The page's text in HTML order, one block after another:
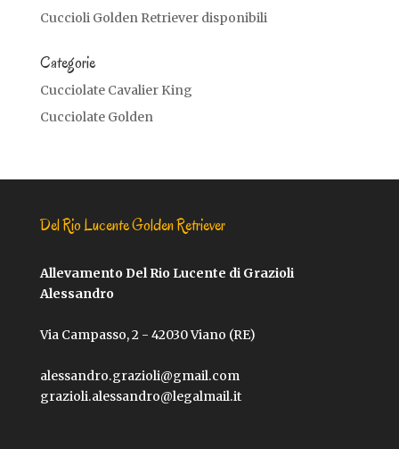
Cuccioli Golden Retriever disponibili
Categorie
Cucciolate Cavalier King
Cucciolate Golden
Del Rio Lucente Golden Retriever
Allevamento Del Rio Lucente di Grazioli
Alessandro
Via Campasso, 2 - 42030 Viano (RE)
alessandro.grazioli@gmail.com
grazioli.alessandro@legalmail.it